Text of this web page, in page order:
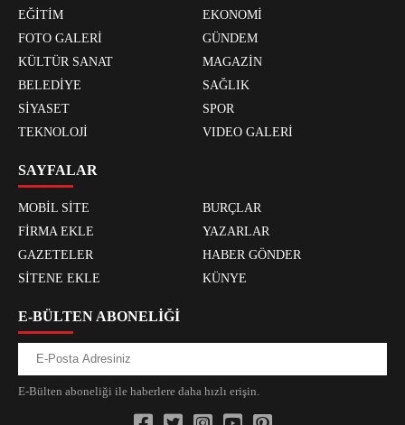
EĞİTİM
EKONOMİ
FOTO GALERİ
GÜNDEM
KÜLTÜR SANAT
MAGAZİN
BELEDİYE
SAĞLIK
SİYASET
SPOR
TEKNOLOJİ
VIDEO GALERİ
SAYFALAR
MOBİL SİTE
BURÇLAR
FİRMA EKLE
YAZARLAR
GAZETELER
HABER GÖNDER
SİTENE EKLE
KÜNYE
E-BÜLTEN ABONELİĞİ
E-Bülten aboneliği ile haberlere daha hızlı erişin.